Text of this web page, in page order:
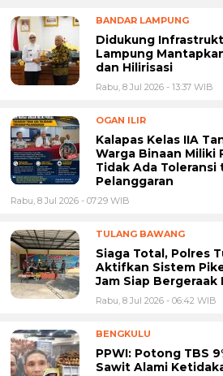
BANDAR LAMPUNG
Didukung
Lampung
dan Hilirisasi
Rabu, 8 Jul 2026 - 13:37 WIB
OGAN ILIR
Kalapas Kelas IIA
Warga Binaan Miliki
Tidak Ada Toleransi
Pelanggaran
Rabu, 8 Jul 2026 - 07:29 WIB
TULANG BAWANG
Siaga Total, Polres
Aktifkan Sistem
Jam Siap Bergeraak
Rabu, 8 Jul 2026 - 06:42 WIB
BENGKULU
PPWI: Potong TBS
Sawit Alami